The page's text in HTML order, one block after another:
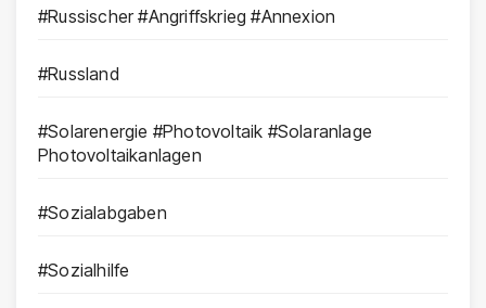
#Russischer #Angriffskrieg #Annexion
#Russland
#Solarenergie #Photovoltaik #Solaranlage
Photovoltaikanlagen
#Sozialabgaben
#Sozialhilfe